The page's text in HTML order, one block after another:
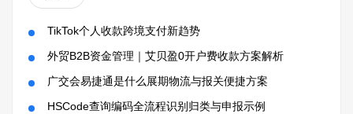
TikTok个人收款跨境支付新趋势
外贸B2B资金管理｜艾贝盈0开户费收款方案解析
广交会易捷通是什么展期物流与报关便捷方案
HSCode查询编码全流程识别归类与申报示例